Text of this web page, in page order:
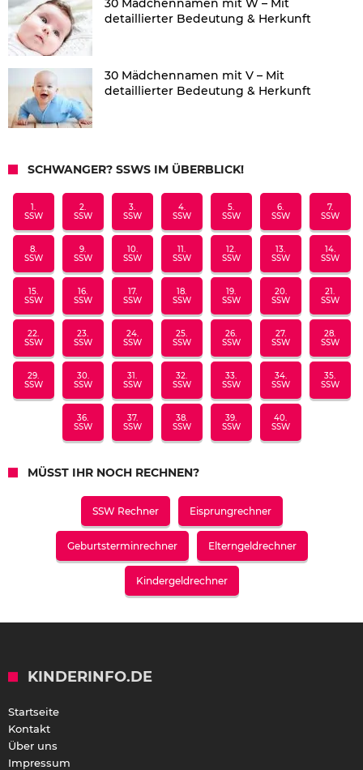
30 Mädchennamen mit W – Mit
detaillierter Bedeutung & Herkunft
30 Mädchennamen mit V – Mit
detaillierter Bedeutung & Herkunft
SCHWANGER? SSWS IM ÜBERBLICK!
1.
SSW
2.
SSW
3.
SSW
4.
SSW
5.
SSW
6.
SSW
7.
SSW
8.
SSW
9.
SSW
10.
SSW
11.
SSW
12.
SSW
13.
SSW
14.
SSW
15.
SSW
16.
SSW
17.
SSW
18.
SSW
19.
SSW
20.
SSW
21.
SSW
22.
SSW
23.
SSW
24.
SSW
25.
SSW
26.
SSW
27.
SSW
28.
SSW
29.
SSW
30.
SSW
31.
SSW
32.
SSW
33.
SSW
34.
SSW
35.
SSW
36.
SSW
37.
SSW
38.
SSW
39.
SSW
40.
SSW
MÜSST IHR NOCH RECHNEN?
SSW Rechner Eisprungrechner
Geburtsterminrechner Elterngeldrechner
Kindergeldrechner
KINDERINFO.DE
Startseite
Kontakt
Über uns
Impressum